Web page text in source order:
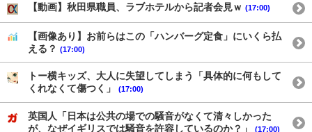
【動画】秋田県職員、ラブホテルから記者会見ｗ (17:00)
【画像あり】お前らはこの「ハンバーグ定食」にいくら払
える？ (17:00)
トー横キッズ、大人に失望してしまう「具体的に何もして
くれなくて傷つく」
(17:00)
英国人「日本は公共の場での騒音がなくて清々しかった
が、なぜイギリスでは騒音を許容しているのか？」
(17:00)